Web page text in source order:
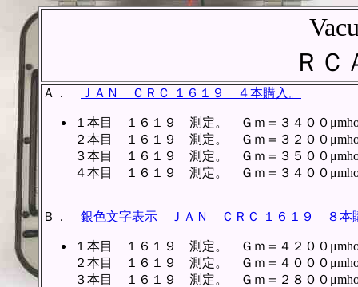
Ｒ
Ａ． ＪＡＮ ＣＲＣ １６１９ ４本購入。
１本目 １６１９ 測定。 Ｇｍ＝３４００μmho
２本目 １６１９ 測定。 Ｇｍ＝３２００μmho
３本目 １６１９ 測定。 Ｇｍ＝３５００μmho
４本目 １６１９ 測定。 Ｇｍ＝３４００μmho
Ｂ． 銀色文字表示 ＪＡＮ ＣＲＣ １６１９ ８本
１本目 １６１９ 測定。 Ｇｍ＝４２００μmho
２本目 １６１９ 測定。 Ｇｍ＝４０００μmho
３本目 １６１９ 測定。 Ｇｍ＝２８００μmho